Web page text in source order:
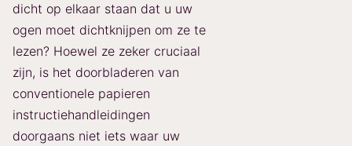
dicht op elkaar staan dat u uw
ogen moet dichtknijpen om ze te
lezen? Hoewel ze zeker cruciaal
zijn, is het doorbladeren van
conventionele papieren
instructiehandleidingen
doorgaans niet iets waar uw